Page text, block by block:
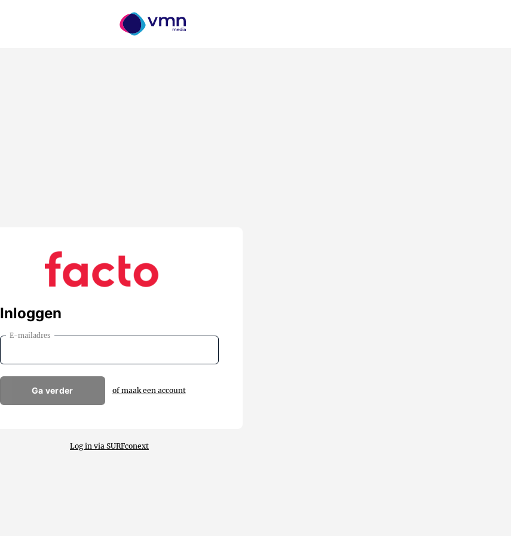
Inloggen
E-mailadres
Ga verder of maak een account
Log in via SURFconext